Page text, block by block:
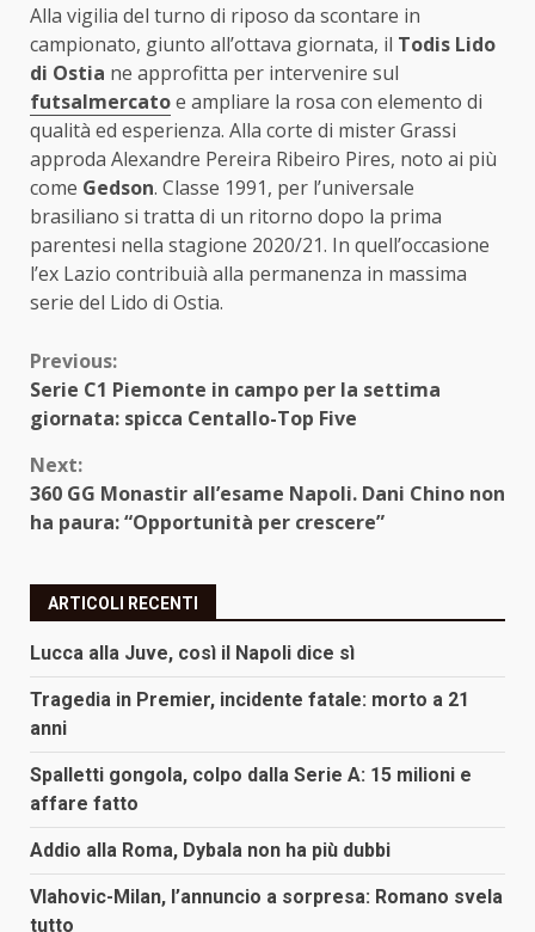
Alla vigilia del turno di riposo da scontare in
campionato, giunto all’ottava giornata, il Todis Lido
di Ostia ne approfitta per intervenire sul
futsalmercatoe ampliare la rosa con elemento di
qualità ed esperienza. Alla corte di mister Grassi
approda Alexandre Pereira Ribeiro Pires, noto ai più
come Gedson. Classe 1991, per l’universale
brasiliano si tratta di un ritorno dopo la prima
parentesi nella stagione 2020/21. In quell’occasione
l’ex Lazio contribuià alla permanenza in massima
serie del Lido di Ostia.
Continue
Reading
Previous:
Serie C1 Piemonte in campo per la settima
giornata: spicca Centallo-Top Five
Next:
360 GG Monastir all’esame Napoli. Dani Chino non
ha paura: “Opportunità per crescere”
ARTICOLI RECENTI
Lucca alla Juve, così il Napoli dice sì
Tragedia in Premier, incidente fatale: morto a 21
anni
Spalletti gongola, colpo dalla Serie A: 15 milioni e
affare fatto
Addio alla Roma, Dybala non ha più dubbi
Vlahovic-Milan, l’annuncio a sorpresa: Romano svela
tutto